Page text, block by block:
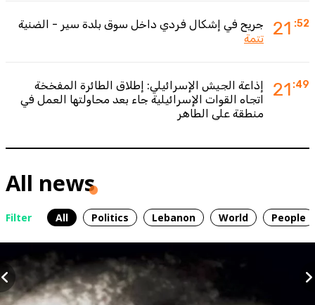
21 :52
جريح في إشكال فردي داخل سوق بلدة سير - الضنية
تتمة
21 :49
إذاعة الجيش الإسرائيلي: إطلاق الطائرة المفخخة
اتجاه القوات الإسرائيلية جاء بعد محاولتها العمل في
منطقة علي الطاهر
All news
Filter All Politics Lebanon World People